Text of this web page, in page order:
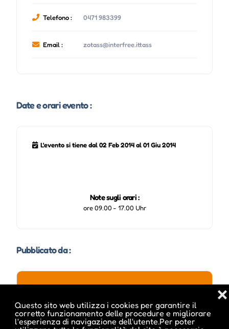
Questo sito web utilizza i cookies per garantire il
corretto funzionamento delle procedure e migliorare
l'esperienza di navigazione dell'utente.Per poter
❌
Telefono : 0471 983399
Email : zotass@interfree.ittass
Date e orari evento :
L'evento si tiene dal 02 Feb 2014 al 01 Giu 2014
Note sugli orari :
ore 09.00 - 17.00 Uhr
Pubblicato da :
ale inside